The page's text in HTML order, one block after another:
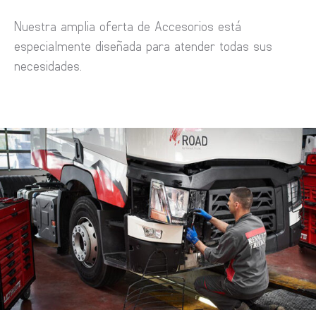
Nuestra amplia oferta de Accesorios está
especialmente diseñada para atender todas sus
necesidades.